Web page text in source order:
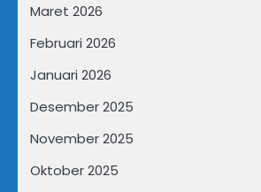
Maret 2026
Februari 2026
Januari 2026
Desember 2025
November 2025
Oktober 2025